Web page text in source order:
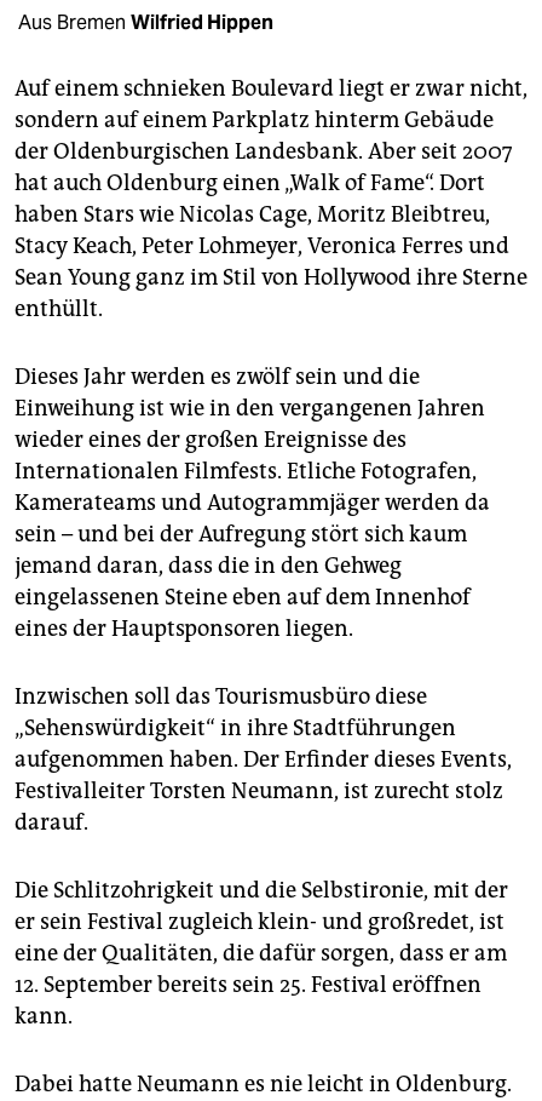
unterstützen
abo
genossenschaft
epaper login
Aus Bremen Wilfried Hippen
Auf einem schnieken Boulevard liegt er zwar nicht,
sondern auf einem Parkplatz hinterm Gebäude
der Oldenburgischen Landesbank. Aber seit 2007
hat auch Oldenburg einen „Walk of Fame“. Dort
haben Stars wie Nicolas Cage, Moritz Bleibtreu,
Stacy Keach, Peter Lohmeyer, Veronica Ferres und
Sean Young ganz im Stil von Hollywood ihre Sterne
enthüllt.
Dieses Jahr werden es zwölf sein und die
Einweihung ist wie in den vergangenen Jahren
wieder eines der großen Ereignisse des
Internationalen Filmfests. Etliche Fotografen,
Kamerateams und Autogrammjäger werden da
sein – und bei der Aufregung stört sich kaum
jemand daran, dass die in den Gehweg
eingelassenen Steine eben auf dem Innenhof
eines der Hauptsponsoren liegen.
Inzwischen soll das Tourismusbüro diese
„Sehenswürdigkeit“ in ihre Stadtführungen
aufgenommen haben. Der Erfinder dieses Events,
Festivalleiter Torsten Neumann, ist zurecht stolz
darauf.
Die Schlitzohrigkeit und die Selbstironie, mit der
er sein Festival zugleich klein- und großredet, ist
eine der Qualitäten, die dafür sorgen, dass er am
12. September bereits sein 25. Festival eröffnen
kann.
Dabei hatte Neumann es nie leicht in Oldenburg.